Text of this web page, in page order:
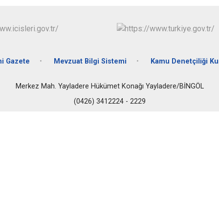
Yedisu
Gazete Mevzuat Bilgi Sistemi Kamu Denetçiliği
Merkez Mah. Yayladere Hükümet Konağı Yayladere/BİNGÖL
(0426) 3412224 - 2229